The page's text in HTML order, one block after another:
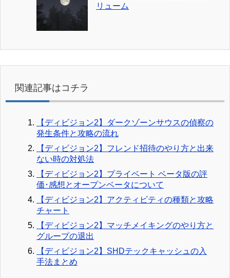
リューム
関連記事はコチラ
【ディビジョン2】ダークゾーンサウスの偵察の
発生条件と攻略の流れ
【ディビジョン2】フレンド招待のやり方と出来
ない時の対処法
【ディビジョン2】プライベート ベータ版の評
価･感想とオープンベータについて
【ディビジョン2】アクティビティの種類と攻略
チャート
【ディビジョン2】マッチメイキングのやり方と
グループの退出
【ディビジョン2】SHDテックキャッシュの入
手法まとめ